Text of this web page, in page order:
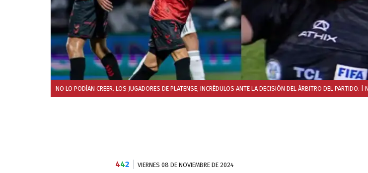
NO LO PODÍAN CREER. LOS JUGADORES DE PLATENSE, INCRÉDULOS ANTE LA DECISIÓN DEL ÁRBITRO DEL PARTIDO. |
442 VIERNES 08 DE NOVIEMBRE DE 2024